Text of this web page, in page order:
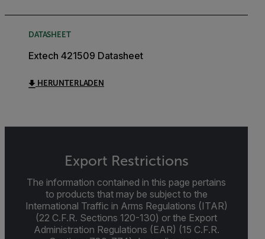
DATASHEET
Extech 421509 Datasheet
HERUNTERLADEN
Export Restrictions
The information contained in this page pertains
to products that may be subject to the
International Traffic in Arms Regulations (ITAR)
(22 C.F.R. Sections 120-130) or the Export
Administration Regulations (EAR) (15 C.F.R.